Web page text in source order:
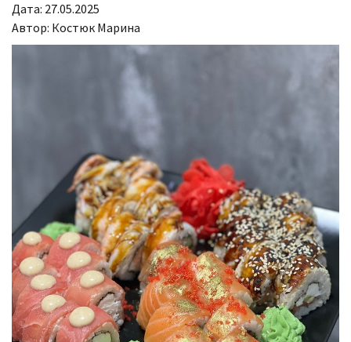
Дата: 27.05.2025
Автор: Костюк Марина